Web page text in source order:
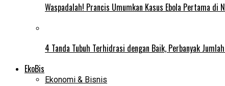
Waspadalah! Prancis Umumkan Kasus Ebola Pertama di
4 Tanda Tubuh Terhidrasi dengan Baik, Perbanyak
EkoBis
Ekonomi & Bisnis